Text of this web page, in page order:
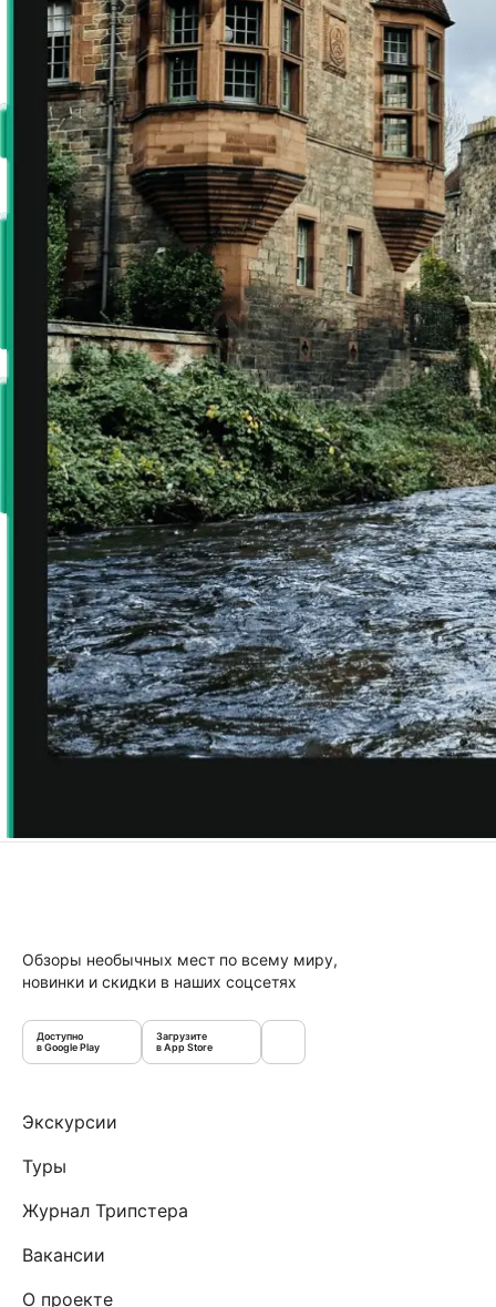
Обзоры необычных мест по всему миру,
новинки и скидки в наших соцсетях
Доступно
в Google Play
Загрузите
в App Store
Экскурсии
Туры
Журнал Трипстера
Вакансии
О проекте